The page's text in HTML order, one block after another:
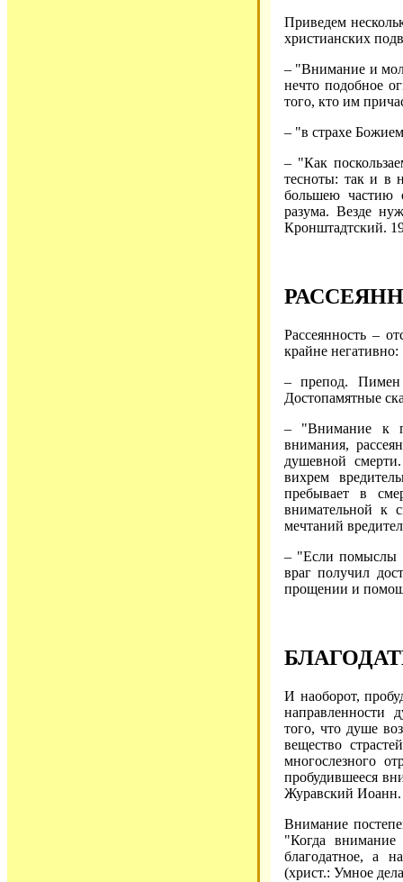
Приведем
христианских
– "Внимание и
нечто подобное
того, кто им
– "в страхе
– "Как
тесноты: так и в
большею частию
разума. Везде
Кронштадтский.
Рассеянность –
крайне негативно:
– препод. Пимен
Достопамятные
– "Внимание к
внимания,
душевной
вихрем
пребывает в
внимательной к
мечтаний
– "Если помыслы
враг получил
прощении и
И наоборот,
направленности
того, что душе
вещество
многослезного
пробудившееся
Журавский Иоанн.
Внимание
"Когда внимание
благодатное, а
(христ.: Умное